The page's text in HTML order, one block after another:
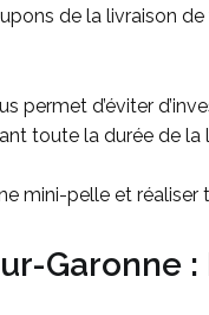
de la livraison
d’éviter
toute la durée de la
mini-pelle et
Garonne :